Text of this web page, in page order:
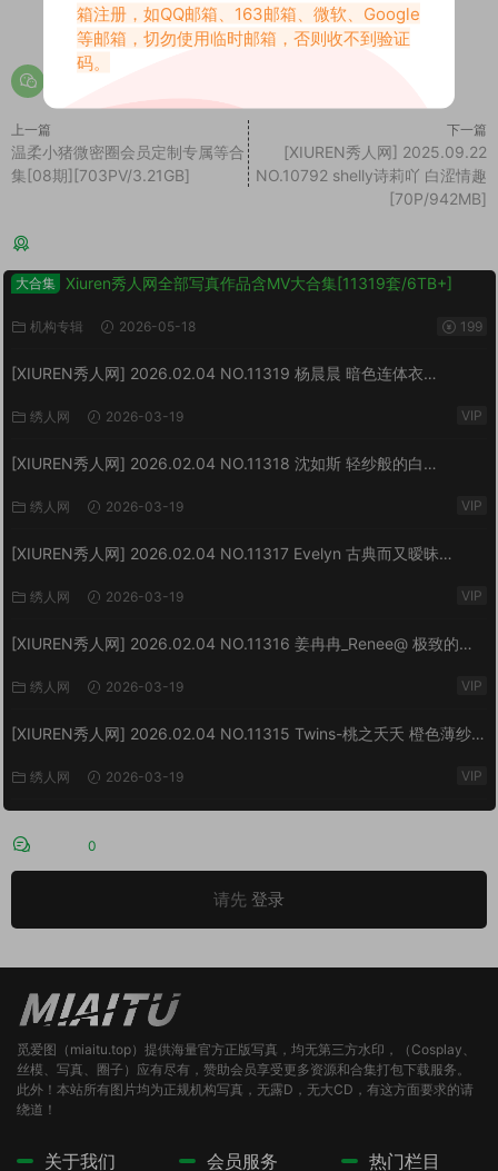
0 0
上一篇
温柔小猪微密圈会员定制专属等合
集[08期][703PV/3.21GB]
下一篇
[XIUREN秀人网] 2025.09.22
NO.10792 shelly诗莉吖 白涩情趣
[70P/942MB]
大合集 Xiuren秀人网全部写真作品含MV大合集[11319套/6TB+]
机构专辑 2026-05-18 199
[XIUREN秀人网] 2026.02.04 NO.11319 杨晨晨 暗色连体衣
绣人网 2026-03-19 VIP
[XIUREN秀人网] 2026.02.04 NO.11318 沈如斯 轻纱般的白
绣人网 2026-03-19 VIP
[XIUREN秀人网] 2026.02.04 NO.11317 Evelyn 古典而又暧昧
绣人网 2026-03-19 VIP
[XIUREN秀人网] 2026.02.04 NO.11316 姜冉冉_Renee@ 极致的反
绣人网 2026-03-19 VIP
[XIUREN秀人网] 2026.02.04 NO.11315 Twins-桃之夭夭 橙色薄纱
绣人网 2026-03-19 VIP
0
请先 登录
觅爱图（miaitu.top）提供海量官方正版写真，均无第三方水印，（Cosplay、
丝模、写真、圈子）应有尽有，赞助会员享受更多资源和合集打包下载服务。
此外！本站所有图片均为正规机构写真，无露D，无大CD，有这方面要求的请
绕道！
关于我们 会员服务 热门栏目
箱注册，如QQ邮箱、163邮箱、微软、Google
等邮箱，切勿使用临时邮箱，否则收不到验证
码。